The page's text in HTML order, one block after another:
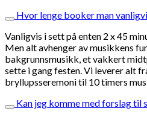
Hvor lenge booker man
Vanligvis i sett på enten 2 x 45
Men alt avhenger av musikkens
bakgrunnsmusikk, et vakkert
sette i gang festen. Vi leverer alt
bryllupsseremoni til 10 timers
Kan jeg komme med forslag til